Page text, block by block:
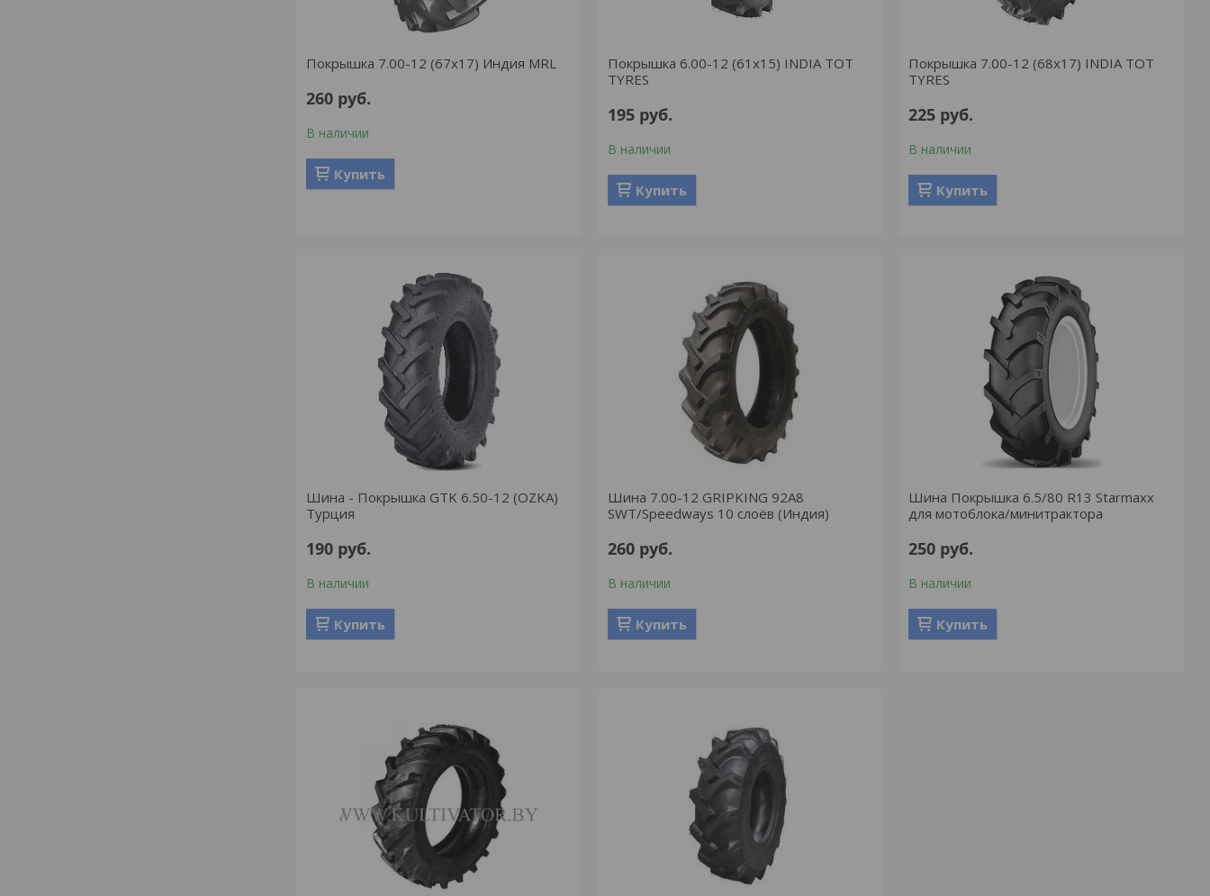
Покрышка 7.00-12 (67х17) Индия MRL
260 руб.
В наличии
Купить
Покрышка 6.00-12 (61х15) INDIA TOT
TYRES
195 руб.
В наличии
Купить
Покрышка 7.00-12 (68х17) INDIA TOT
TYRES
225 руб.
В наличии
Купить
Шина - Покрышка GTK 6.50-12 (OZKA)
Турция
190 руб.
В наличии
Купить
Шина 7.00-12 GRIPKING 92A8
SWT/Speedways 10 слоёв (Индия)
260 руб.
В наличии
Купить
Шина Покрышка 6.5/80 R13 Starmaxx
для мотоблока/минитрактора
250 руб.
В наличии
Купить